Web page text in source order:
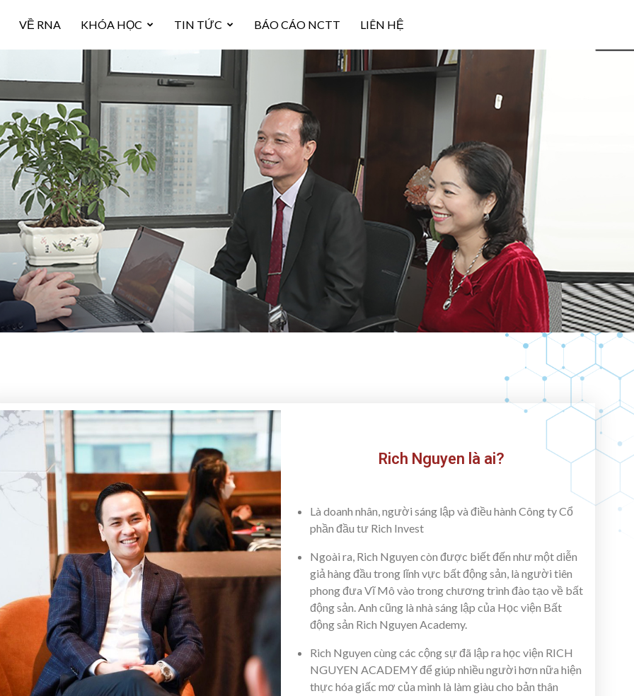
VỀ RNA KHÓA HỌC TIN TỨC BÁO CÁO NCTT LIÊN HỆ
Rich Nguyen là ai?
Là doanh nhân, người sáng lập và điều hành Công ty Cổ
phần đầu tư Rich Invest
Ngoài ra, Rich Nguyen còn được biết đến như một diễn
giả hàng đầu trong lĩnh vực bất động sản, là người tiên
phong đưa Vĩ Mô vào trong chương trình đào tạo về bất
động sản. Anh cũng là nhà sáng lập của Học viện Bất
động sản Rich Nguyen Academy.
Rich Nguyen cùng các cộng sự đã lập ra học viện RICH
NGUYEN ACADEMY để giúp nhiều người hơn nữa hiện
thực hóa giấc mơ của mình là làm giàu cho bản thân